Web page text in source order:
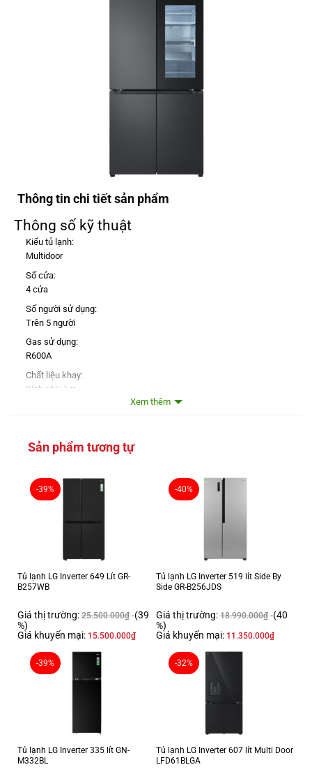
Thông tin chi tiết sản phẩm
Thông số kỹ thuật
Kiểu tủ lạnh:
Multidoor
Số cửa:
4 cửa
Số người sử dụng:
Trên 5 người
Gas sử dụng:
R600A
Chất liệu khay:
Kính chịu lực
Màu sắc:
Dung tích
Dung tích tổng:
Dung tích ngăn lạnh:
405 lít
261 lít
Mức tiêu thụ điện năng
150W
Điện năng tiêu thụ:
Nhãn năng lượng:
2 sao
Xem thêm
Sản phẩm tương tự
-39%
Tủ lạnh LG Inverter 649 Lít GR-
B257WB
Giá thị trường: 25.500.000₫ (39
%)
Giá khuyến mại: 15.500.000₫
-40%
Tủ lạnh LG Inverter 519 lít Side By
Side GR-B256JDS
Giá thị trường: 18.990.000₫ (40
%)
Giá khuyến mại: 11.350.000₫
-39%
Tủ lạnh LG Inverter 335 lít GN-
M332BL
-32%
Tủ lạnh LG Inverter 607 lít Multi Door
LFD61BLGA